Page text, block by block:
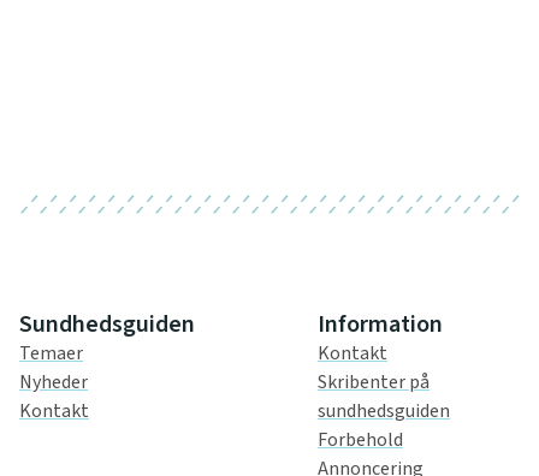
Sundhedsguiden
Temaer
Nyheder
Kontakt
Information
Kontakt
Skribenter på
sundhedsguiden
Forbehold
Annoncering